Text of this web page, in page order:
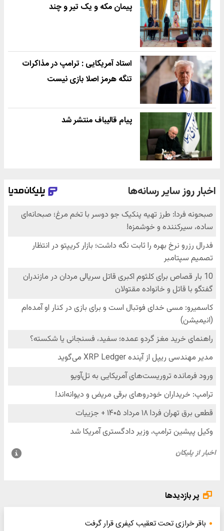
پیمان مکه و یک تیر و چند
استاد آمریکایی : ترامپ در مذاکرات
تنگه هرمز اصلا بازی نیست
پیام قالیباف منتشر شد
پر بازدیدها
باقر خرازی تحت تعقیب کیفری قرار گرفت